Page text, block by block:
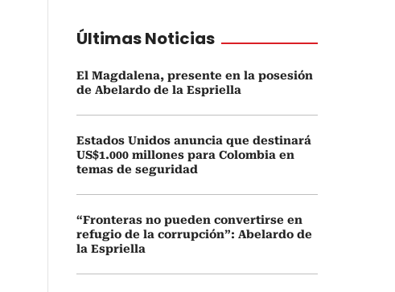
Últimas Noticias
El Magdalena, presente en la posesión
de Abelardo de la Espriella
Estados Unidos anuncia que destinará
US$1.000 millones para Colombia en
temas de seguridad
“Fronteras no pueden convertirse en
refugio de la corrupción”: Abelardo de
la Espriella